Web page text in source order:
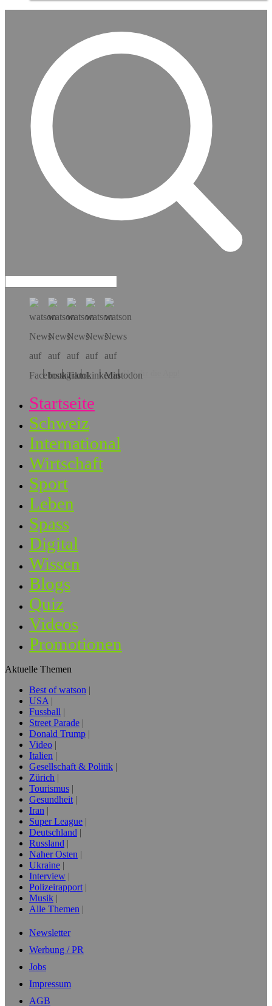
Hol dir die App!
Startseite
Schweiz
International
Wirtschaft
Sport
Leben
Spass
Digital
Wissen
Blogs
Quiz
Videos
Promotionen
Aktuelle Themen
Best of watson
USA
Fussball
Street Parade
Donald Trump
Video
Italien
Gesellschaft & Politik
Zürich
Tourismus
Gesundheit
Iran
Super League
Deutschland
Russland
Naher Osten
Ukraine
Interview
Polizeirapport
Musik
Alle Themen
Newsletter
Werbung / PR
Jobs
Impressum
AGB